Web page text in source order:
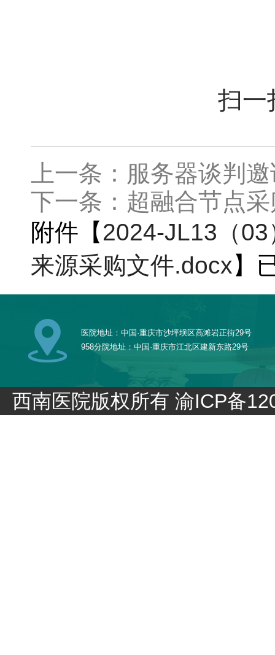
扫一
上一条：服务器谈判
下一条：超融合节点
附件【 2024-JL13（
来源采购文件.docx】
医院地址：中国·重庆市沙坪坝区高滩岩正街29号
958分院地址：中国·重庆市江北区建新东路29号
西南医院版权所有渝ICP备